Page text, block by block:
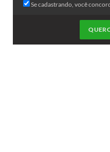
Se cadastrando, você